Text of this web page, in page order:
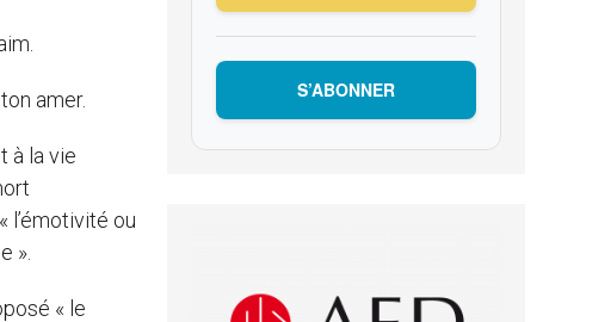
amer.
à la vie
l’émotivité ou
».
« le
S’ABONNER